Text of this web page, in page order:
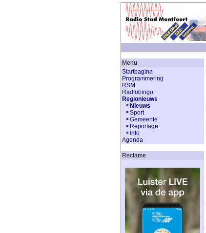
Menu
Startpagina
Programmering
RSM
Radiobingo
Regionieuws
Nieuws
Sport
Gemeente
Reportage
Info
Agenda
Reclame